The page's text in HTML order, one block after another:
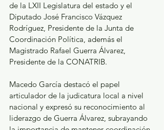
de la LXII Legislatura del estado y el
Diputado José Francisco Vázquez
Rodríguez, Presidente de la Junta de
Coordinación Política, además el
Magistrado Rafael Guerra Álvarez,
Presidente de la CONATRIB.
Macedo García destacó el papel
articulador de la judicatura local a nivel
nacional y expresó su reconocimiento al
liderazgo de Guerra Álvarez, subrayando